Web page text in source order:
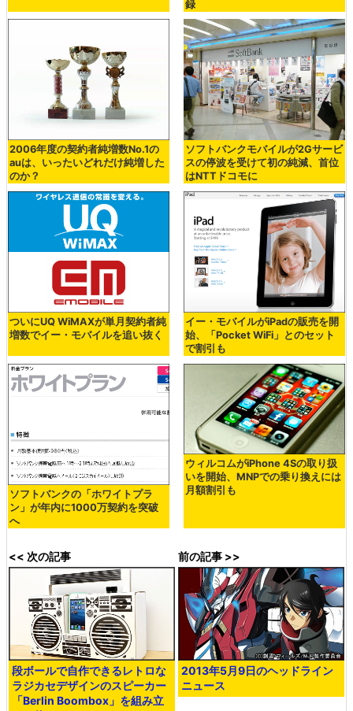
録
2006年度の契約者純増数No.1の
auは、いったいどれだけ純増した
のか？
ソフトバンクモバイルが2Gサービ
スの停波を受けて初の純減、首位
はNTTドコモに
ついにUQ WiMAXが単月契約者純
増数でイー・モバイルを追い抜く
イー・モバイルがiPadの販売を開
始、「Pocket WiFi」とのセット
で割引も
ソフトバンクの「ホワイトプラ
ン」が年内に1000万契約を突破
へ
ウィルコムがiPhone 4Sの取り扱
いを開始、MNPでの乗り換えには
月額割引も
<< 次の記事
段ボールで自作できるレトロな
ラジカセデザインのスピーカー
「Berlin Boombox」を組み立
前の記事 >>
2013年5月9日のヘッドライン
ニュース